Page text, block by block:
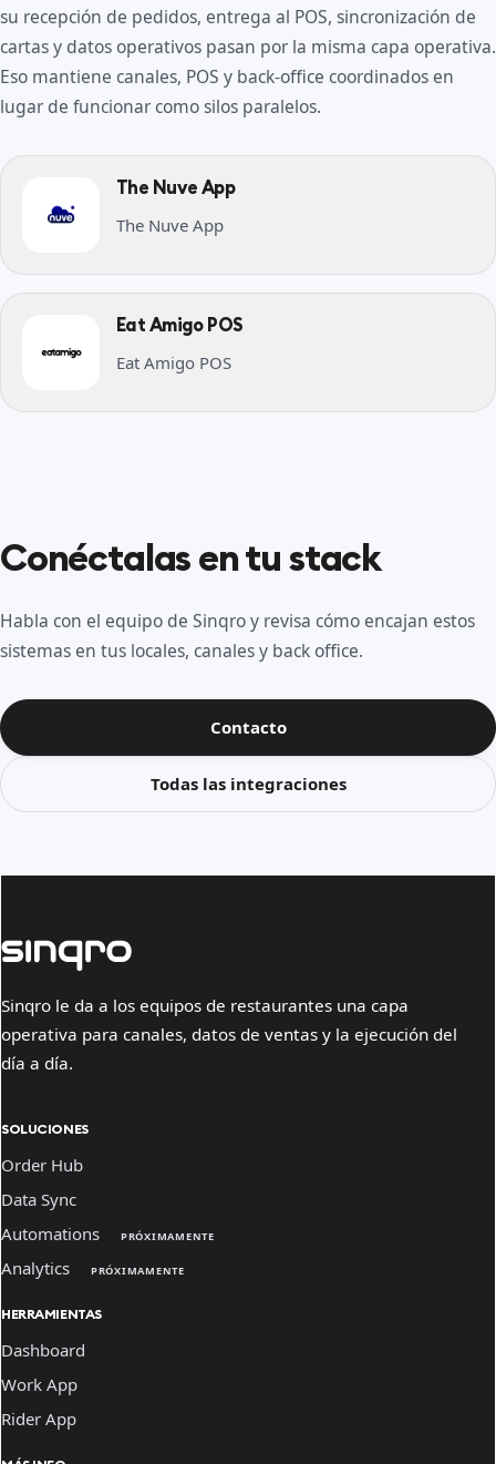
su recepción de pedidos, entrega al POS, sincronización de
cartas y datos operativos pasan por la misma capa operativa.
Eso mantiene canales, POS y back-office coordinados en
lugar de funcionar como silos paralelos.
The Nuve App
The Nuve App
Eat Amigo POS
Eat Amigo POS
Conéctalas en tu stack
Habla con el equipo de Sinqro y revisa cómo encajan estos
sistemas en tus locales, canales y back office.
Contacto
Todas las integraciones
Sinqro le da a los equipos de restaurantes una capa
operativa para canales, datos de ventas y la ejecución del
día a día.
SOLUCIONES
Order Hub
Data Sync
Automations
PRÓXIMAMENTE
Analytics PRÓXIMAMENTE
HERRAMIENTAS
Dashboard
Work App
Rider App